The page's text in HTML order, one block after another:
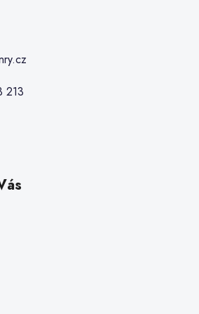
213